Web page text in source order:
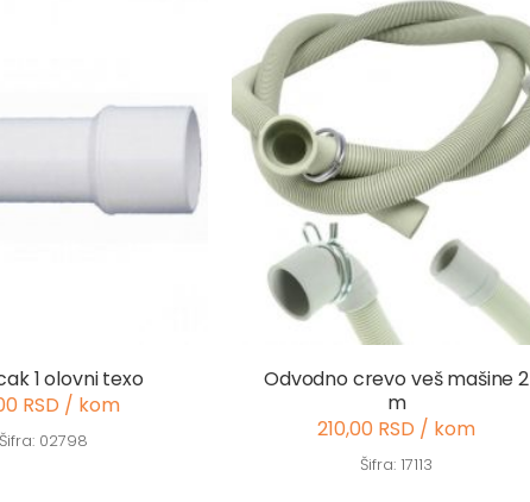
1 olovni texo
RSD / kom
Šifra: 02798
Odvodno crevo veš mašine 2
m
210,00 RSD / kom
Šifra: 17113